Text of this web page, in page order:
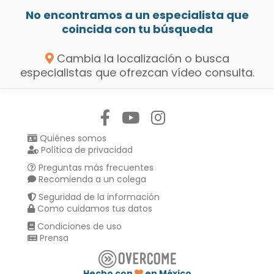
No encontramos a un especialista que
coincida con tu búsqueda
Cambia la localización o busca
especialistas que ofrezcan vídeo consulta.
Quiénes somos
Política de privacidad
Preguntas más frecuentes
Recomienda a un colega
Seguridad de la información
Como cuidamos tus datos
Condiciones de uso
Prensa